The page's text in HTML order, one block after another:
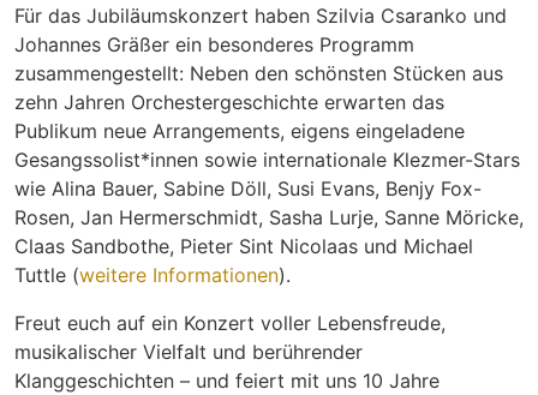
Für das Jubiläumskonzert haben Szilvia Csaranko und
Johannes Gräßer ein besonderes Programm
zusammengestellt: Neben den schönsten Stücken aus
zehn Jahren Orchestergeschichte erwarten das
Publikum neue Arrangements, eigens eingeladene
Gesangssolist*innen sowie internationale Klezmer-Stars
wie Alina Bauer, Sabine Döll, Susi Evans, Benjy Fox-
Rosen, Jan Hermerschmidt, Sasha Lurje, Sanne Möricke,
Claas Sandbothe, Pieter Sint Nicolaas und Michael
Tuttle (weitere Informationen).
Freut euch auf ein Konzert voller Lebensfreude,
musikalischer Vielfalt und berührender
Klanggeschichten – und feiert mit uns 10 Jahre